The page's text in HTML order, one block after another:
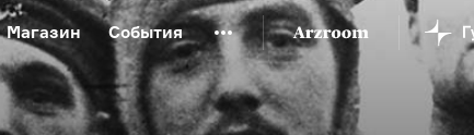
Магазин События
Новая Третьяковка Онлайн-университет
культуры
Русский язык от «гой еси» до «лол кек»